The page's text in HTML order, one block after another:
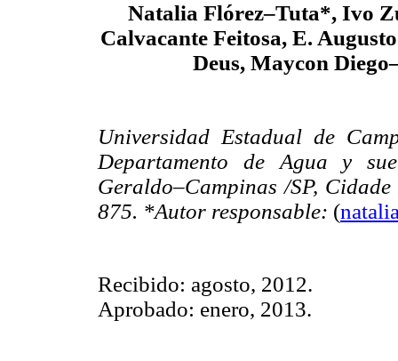
Natalia Flórez–Tuta*, Ivo
Calvacante Feitosa, E.
Deus, Maycon
Universidad Estadual de
Departamento de Agua y
Geraldo–Campinas /SP,
875. *Autor responsable: (
Recibido: agosto, 2012.
Aprobado: enero, 2013.